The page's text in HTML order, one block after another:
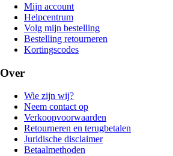
Mijn account
Helpcentrum
Volg mijn bestelling
Bestelling retourneren
Kortingscodes
Over
Wie zijn wij?
Neem contact op
Verkoopvoorwaarden
Retourneren en terugbetalen
Juridische disclaimer
Betaalmethoden